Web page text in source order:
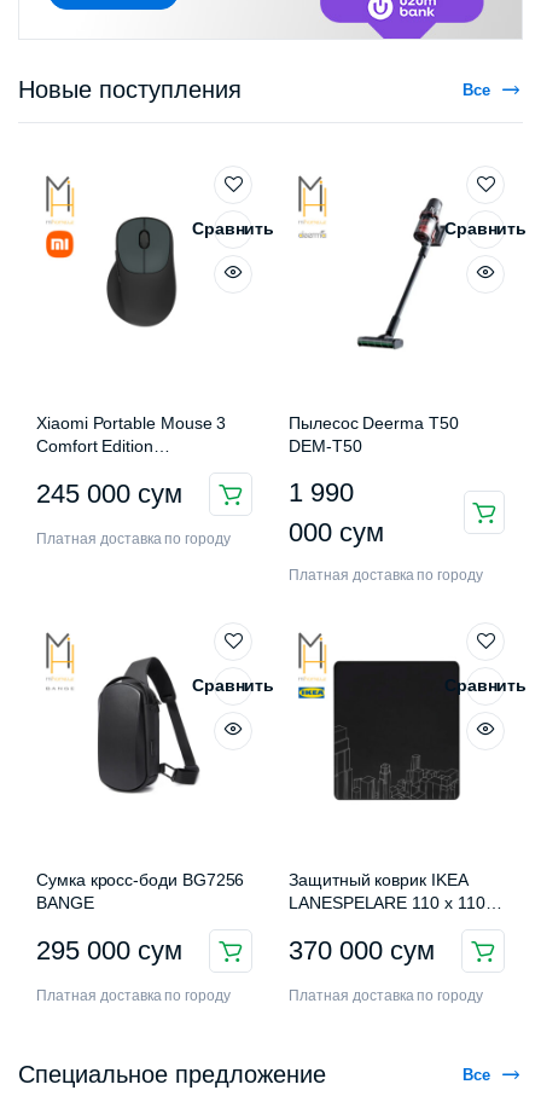
Новые поступления Все
Сравнить
Xiaomi Portable Mouse 3
Comfort Edition
245 000 сум
Платная доставка по городу
Сравнить
Пылесос Deerma T50
DEM-T50
1 990
000 сум
Платная доставка по городу
Сравнить
Сумка кросс-боди BG7256
BANGE
295 000 сум
Платная доставка по городу
Сравнить
Защитный коврик IKEA
LANESPELARE 110 x 110
370 000 сум
Платная доставка по городу
Специальное предложение Все